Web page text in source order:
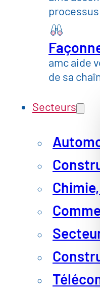
amc aide
de sa
Secteurs